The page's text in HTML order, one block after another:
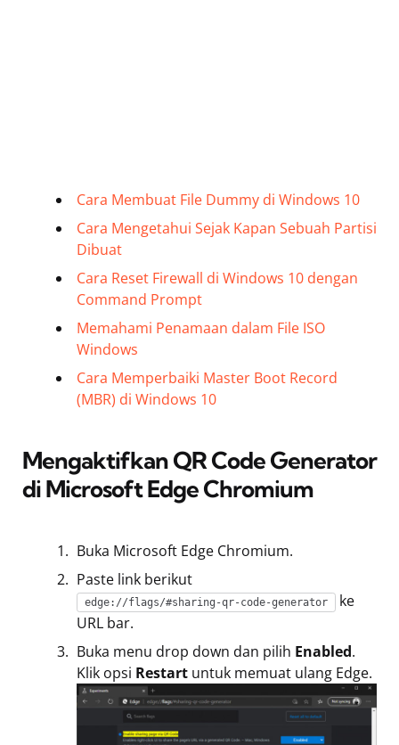
Cara Membuat File Dummy di Windows 10
Cara Mengetahui Sejak Kapan Sebuah Partisi
Dibuat
Cara Reset Firewall di Windows 10 dengan
Command Prompt
Memahami Penamaan dalam File ISO
Windows
Cara Memperbaiki Master Boot Record
(MBR) di Windows 10
Mengaktifkan QR Code Generator
di Microsoft Edge Chromium
Buka Microsoft Edge Chromium.
Paste link berikut
edge://flags/#sharing-qr-code-generator
ke
URL bar.
Buka menu drop down dan pilih Enabled.
Klik opsi Restart untuk memuat ulang Edge.